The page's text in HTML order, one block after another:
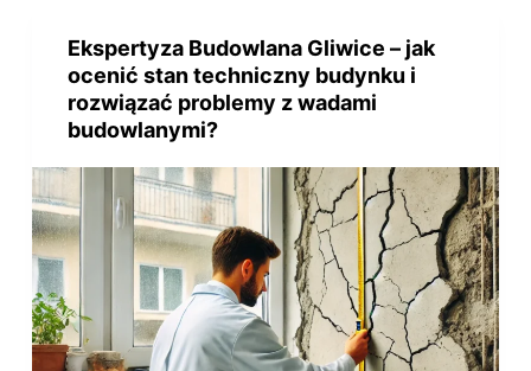
Ekspertyza Budowlana Gliwice – jak
ocenić stan techniczny budynku i
rozwiązać problemy z wadami
budowlanymi?